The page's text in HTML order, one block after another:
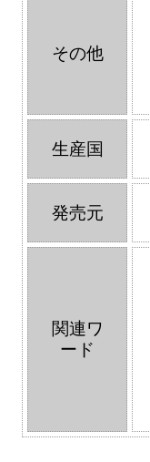
その他
生産国
発売元
関連ワ
ード